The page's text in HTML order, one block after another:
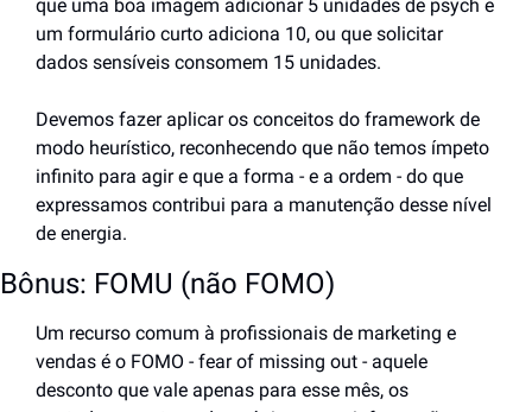
que uma boa imagem adicionar 5 unidades de psych e
um formulário curto adiciona 10, ou que solicitar
dados sensíveis consomem 15 unidades.
Devemos fazer aplicar os conceitos do framework de
modo heurístico, reconhecendo que não temos ímpeto
infinito para agir e que a forma - e a ordem - do que
expressamos contribui para a manutenção desse nível
de energia.
Bônus: FOMU (não FOMO)
Um recurso comum à profissionais de marketing e
vendas é o FOMO - fear of missing out - aquele
desconto que vale apenas para esse mês, os